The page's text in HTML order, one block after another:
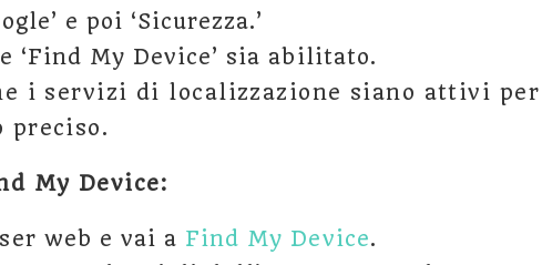
e poi ‘Sicurezza.’
‘Find My Device’ sia abilitato.
i servizi di localizzazione siano attivi
preciso.
My Device:
web e vai a Find My Device.